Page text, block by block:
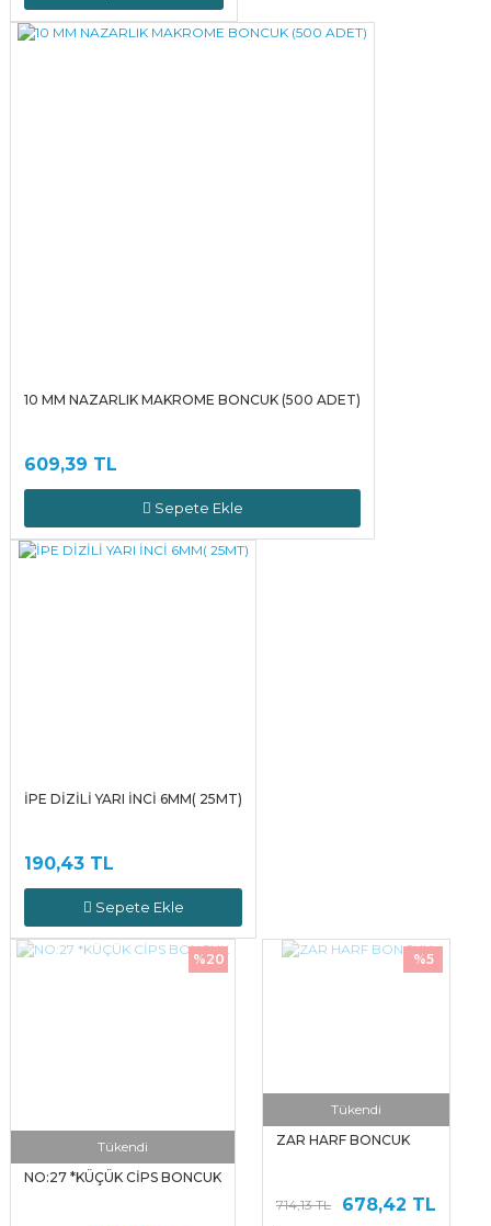
10 MM NAZARLIK MAKROME BONCUK (500 ADET)
609,39 TL
Sepete Ekle
İPE DİZİLİ YARI İNCİ 6MM( 25MT)
190,43 TL
Sepete Ekle
%20
Tükendi
NO:27 *KÜÇÜK CİPS BONCUK
%5
Tükendi
ZAR HARF BONCUK
714,13 TL 678,42 TL